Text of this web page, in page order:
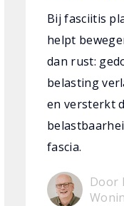
Bij fasciitis
helpt
dan rust:
belasting
en versterkt
fascia.
Door